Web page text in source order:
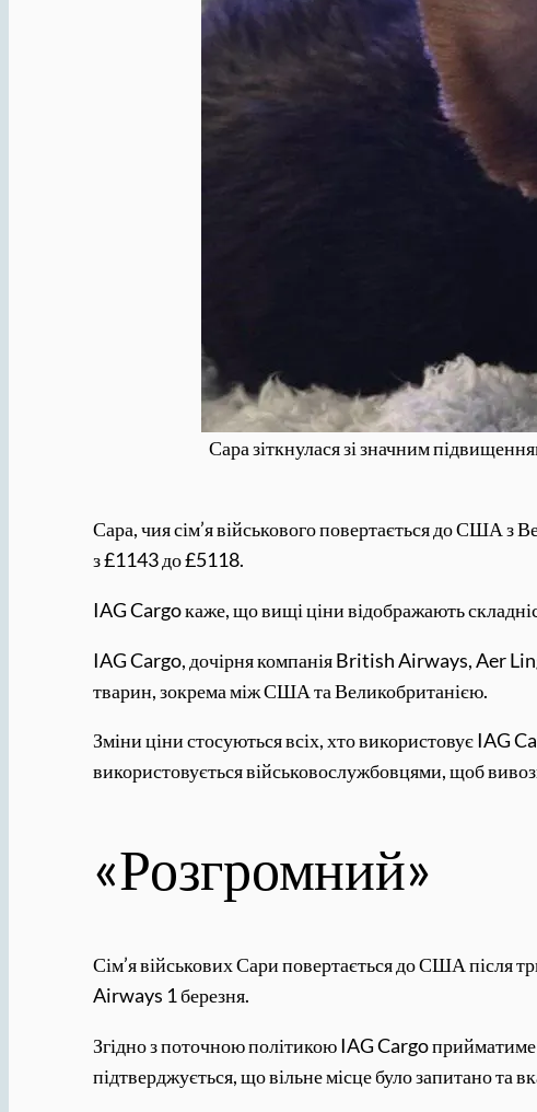
Сара зіткнулася зі значним
Сара, чия сім’я військового повертається до США з
з £1143 до £5118.
IAG Cargo каже, що вищі ціни відображають
IAG Cargo, дочірня компанія British Airways, Aer
тварин, зокрема між США та Великобританією.
Зміни ціни стосуються всіх, хто використовує IAG
використовується військовослужбовцями, щоб
«Розгромний»
Сім’я військових Сари повертається до США після
Airways 1 березня.
Згідно з поточною політикою IAG Cargo
підтверджується, що вільне місце було запитано та